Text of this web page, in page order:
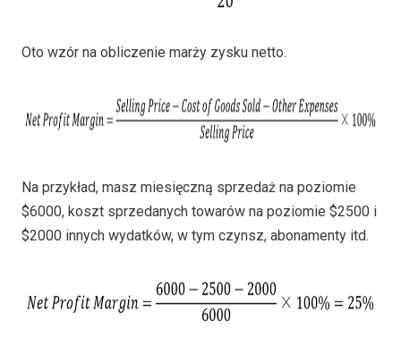
Oto wzór na obliczenie marży zysku netto.
Na przykład, masz miesięczną sprzedaż na poziomie
$6000, koszt sprzedanych towarów na poziomie $2500 i
$2000 innych wydatków, w tym czynsz, abonamenty itd.